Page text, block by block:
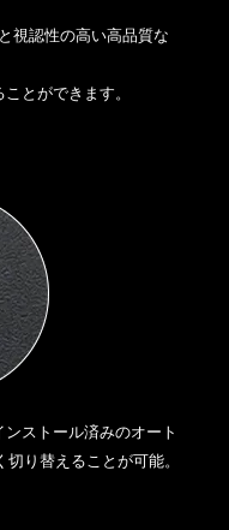
視認性の高い高品質な
とができます。
ストール済みのオート
り替えることが可能。